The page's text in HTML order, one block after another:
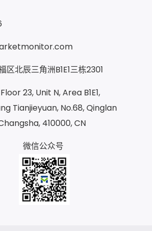
区北辰三角洲B1E1三栋2301
23, Unit N, Area B1E1,
Tianjieyuan, No.68, Qinglan
410000, CN
微信公众号